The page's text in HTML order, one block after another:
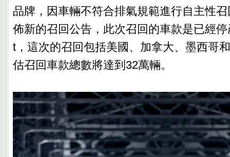
品牌，因車輛不符合排氣規範進行自主性
佈新的召回公告，此次召回的車款是已經
t，這次的召回包括美國、加拿大、墨西哥
估召回車款總數將達到32萬輛。